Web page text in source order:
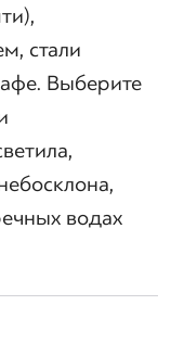
стали
Выберите
водах